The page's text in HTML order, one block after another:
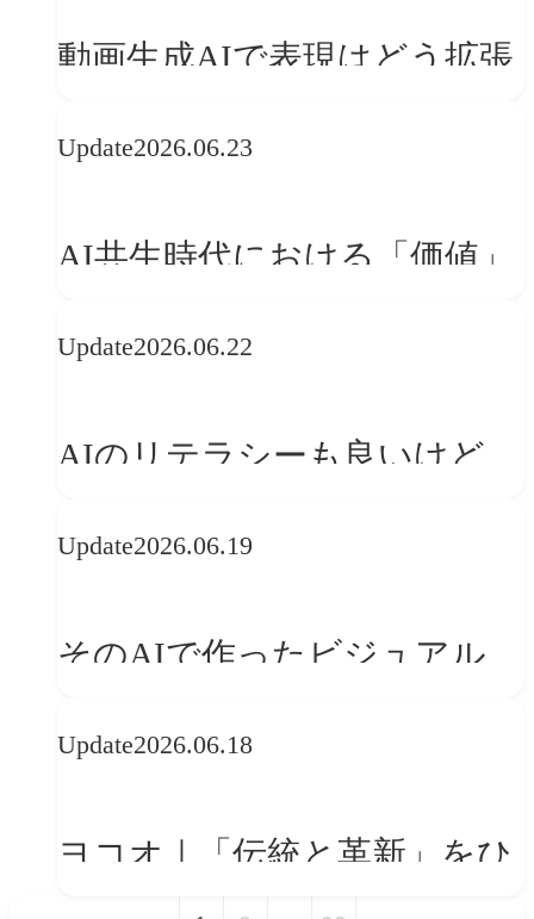
動画生成AIで表現はどう拡張
伸吾が語る、AI時代の「プロ
Update2026.06.23
AI共生時代における「価値」
「正解」をAIが教えてくれる
Update2026.06.22
AIのリテラシーも良いけど、
は大丈夫か?【POLA春節事例
Update2026.06.19
そのAIで作ったビジュアル、
せんか？
Update2026.06.18
ヨコオ｜「伝統と革新」をひ
とつの世界観に──新VIを体